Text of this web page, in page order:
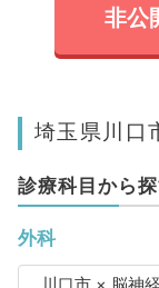
非公
埼玉県川口
診療科目から
外科